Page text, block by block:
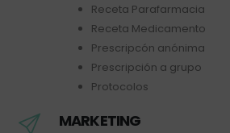
Receta Parafarmacia
Receta Medicamento
Prescripcón anónima
Prescripción a grupo
Protocolos
MARKETING